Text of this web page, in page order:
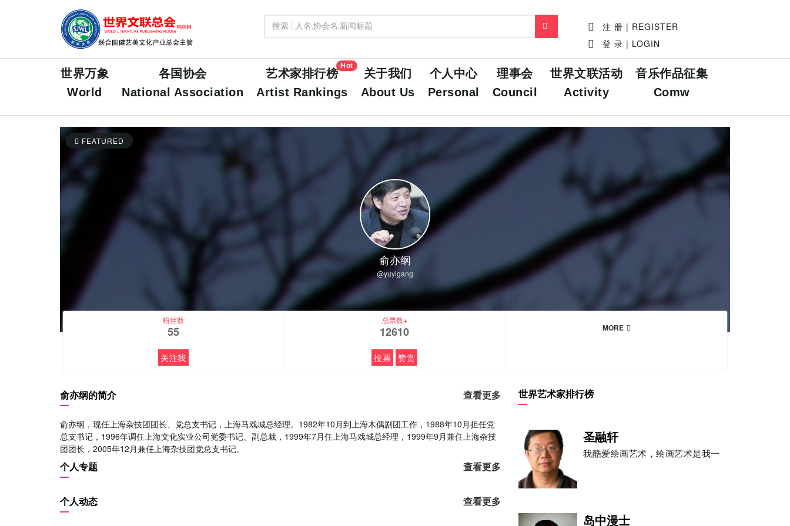
注 册 | REGISTER
登 录 | LOGIN
世界万象
World
各国协会
National Association
艺术家排行榜
Artist Rankings
Hot
关于我们
About Us
个人中心
Personal
理事会
Council
世界文联活动
Activity
音乐作品征集
Comw
FEATURED
俞亦纲
@yuyigang
粉丝数
55
关注我
总票数+
12610
投票 赞赏
MORE
俞亦纲的简介 查看更多
俞亦纲，现任上海杂技团团长、党总支书记，上海马戏城总经理。1982年10月到上海木偶剧团工作，1988年10月担任党
总支书记，1996年调任上海文化实业公司党委书记、副总裁，1999年7月任上海马戏城总经理，1999年9月兼任上海杂技
团团长，2005年12月兼任上海杂技团党总支书记。
个人专题 查看更多
个人动态 查看更多
世界艺术家排行榜
圣融轩
我酷爱绘画艺术，绘画艺术是我一
岛中漫士